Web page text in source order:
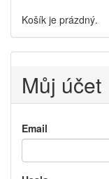
Košík je prázdný.
Můj účet
Email